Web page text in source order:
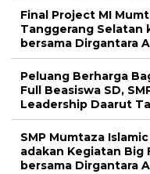
Final Project MI
Tanggerang Selatan
bersama Dirgantara
Peluang Berharga
Full Beasiswa SD,
Leadership Daarut
SMP Mumtaza
adakan Kegiatan Big
bersama Dirgantara